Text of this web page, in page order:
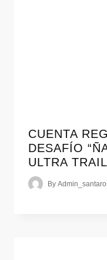
CUENTA
DESAFÍO
ULTRA
By